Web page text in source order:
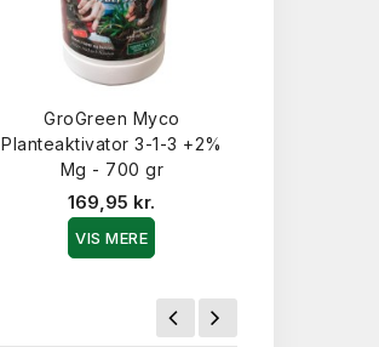
GroGreen Myco
Planteaktivator 3-1-3 +2%
Mg - 700 gr
169,95 kr.
VIS MERE